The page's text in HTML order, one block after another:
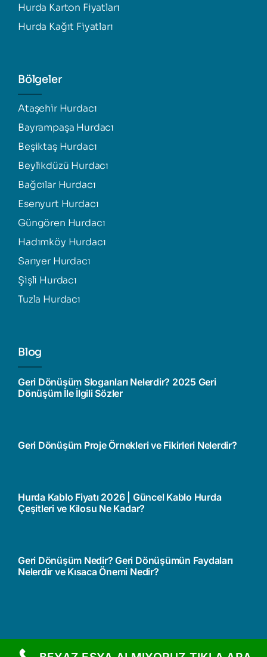
Hurda Karton Fiyatları
Hurda Kağıt Fiyatları
Bölgeler
Ataşehir Hurdacı
Bayrampaşa Hurdacı
Beşiktaş Hurdacı
Beylikdüzü Hurdacı
Bağcılar Hurdacı
Esenyurt Hurdacı
Güngören Hurdacı
Hadımköy Hurdacı
Sarıyer Hurdacı
Şişli Hurdacı
Tuzla Hurdacı
Blog
Geri Dönüşüm Sloganları Nelerdir? 2025 Geri
Dönüşüm İle İlgili Sözler
Geri Dönüşüm Proje Örnekleri ve Fikirleri Nelerdir?
Hurda Kablo Fiyatı 2026 | Güncel Kablo Hurda
Çeşitleri ve Kilosu Ne Kadar?
Geri Dönüşüm Nedir? Geri Dönüşümün Faydaları
Nelerdir ve Kısaca Önemi Nedir?